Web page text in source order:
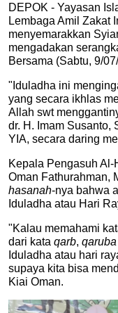
DEPOK - Yayasan
Lembaga Amil Zakat
menyemarakkan
mengadakan
Bersama (Sabtu, 9/
"Iduladha ini
yang secara ikhlas
dr. H. Imam Susanto,
YIA, secara daring
Kepala Pengasuh Al-
Oman Fathurahman,
hasanah-nya bahwa
Iduladha atau Hari
"Kalau memahami
dari kata qarb, qaruba
Iduladha atau hari
supaya kita bisa
Kiai Oman.